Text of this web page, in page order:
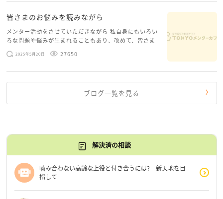
皆さまのお悩みを読みながら
メンター活動をさせていただきながら 私自身にもいろい
ろな問題や悩みが生まれることもあり、改めて、皆さま
のお悩みを読みながら 「みんな、もがいてる。わたし
だけじゃないんだな」と、逆に励まされるような日々で
2025年5月20日 27650
ブログ一覧を見る
解決済の相談
嚙み合わない高齢な上役と付き合うには? 新天地を目
指して